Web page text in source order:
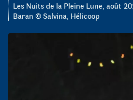
Les Nuits de la Pleine Lune, août
Baran © Salvina, Hélicoop